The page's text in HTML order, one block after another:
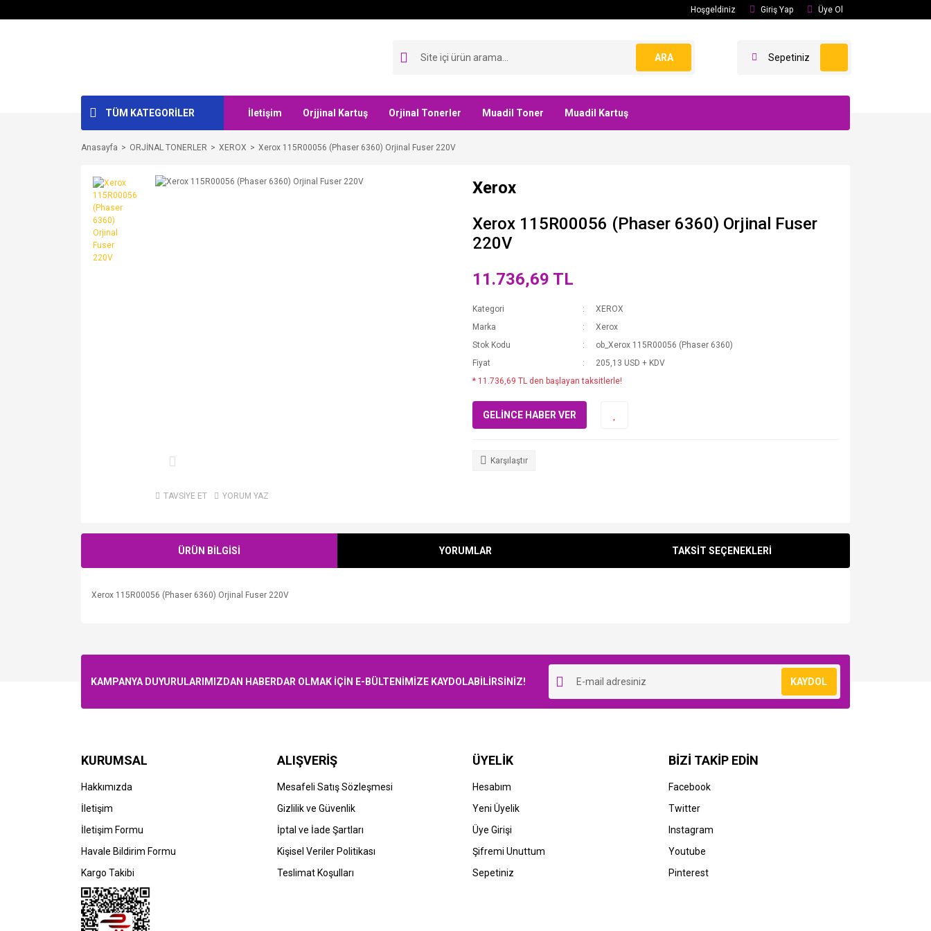
Hoşgeldiniz Giriş Yap Üye Ol
ARA Sepetiniz
TÜM KATEGORİLER İletişim Orjjinal Kartuş Orjinal Tonerler Muadil Toner Muadil Kartuş
Anasayfa ORJİNAL TONERLER XEROX Xerox 115R00056 (Phaser 6360) Orjinal Fuser 220V
TAVSİYE ET YORUM YAZ
Xerox
Xerox 115R00056 (Phaser 6360) Orjinal Fuser
220V
11.736,69 TL
Kategori
XEROX
Marka
Xerox
Stok Kodu
ob_Xerox 115R00056 (Phaser 6360)
Fiyat
205,13 USD + KDV
* 11.736,69 TL den başlayan taksitlerle!
GELİNCE HABER VER
Karşılaştır
ÜRÜN BİLGİSİ YORUMLAR TAKSİT SEÇENEKLERİ
Xerox 115R00056 (Phaser 6360) Orjinal Fuser 220V
KAMPANYA DUYURULARIMIZDAN HABERDAR OLMAK İÇİN E-BÜLTENİMİZE KAYDOLABİLİRSİNİZ! KAYDOL
KURUMSAL
Hakkımızda
İletişim
İletişim Formu
Havale Bildirim Formu
Kargo Takibi
ALIŞVERİŞ
Mesafeli Satış Sözleşmesi
Gizlilik ve Güvenlik
İptal ve İade Şartları
Kişisel Veriler Politikası
Teslimat Koşulları
ÜYELİK
Hesabım
Yeni Üyelik
Üye Girişi
Şifremi Unuttum
Sepetiniz
BİZİ TAKİP EDİN
Facebook
Twitter
Instagram
Youtube
Pinterest